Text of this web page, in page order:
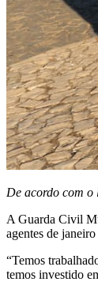
De acordo com o
A Guarda Civil
agentes de
“Temos
temos investido